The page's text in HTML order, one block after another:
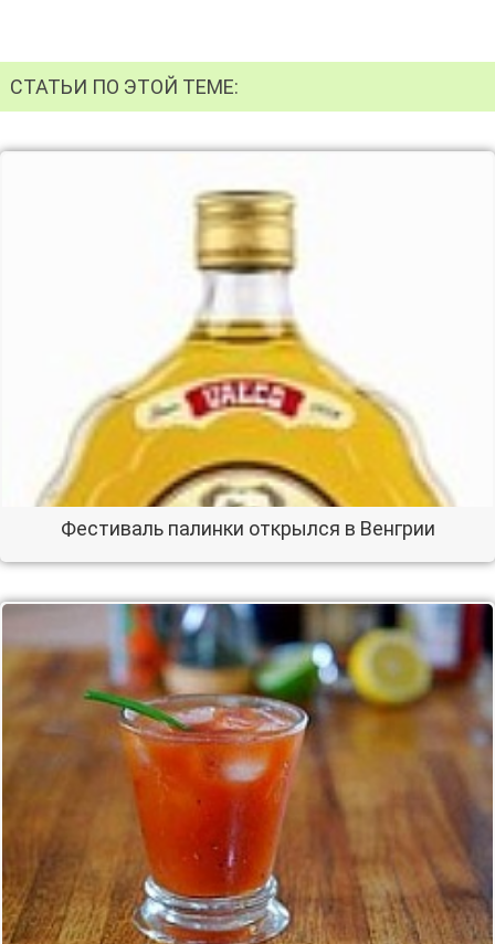
СТАТЬИ ПО ЭТОЙ ТЕМЕ:
Фестиваль палинки открылся в Венгрии